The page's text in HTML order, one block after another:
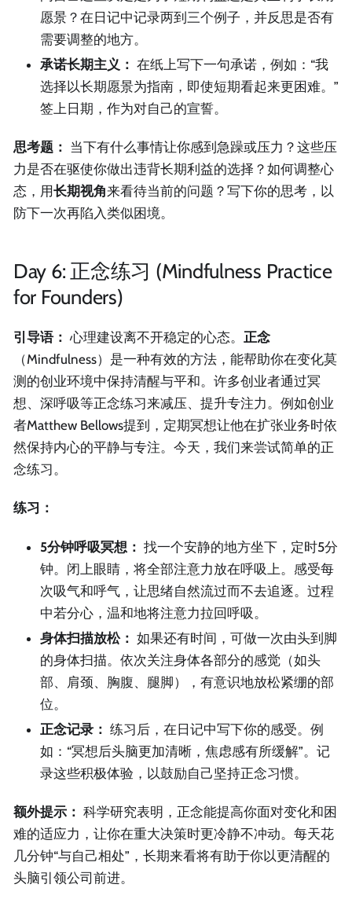
愿景？在日记中记录两到三个例子，并反思是否有
需要调整的地方。
承诺长期主义： 在纸上写下一句承诺，例如：“我
选择以长期愿景为指南，即使短期看起来更困难。”
签上日期，作为对自己的宣誓。
思考题： 当下有什么事情让你感到急躁或压力？这些压
力是否在驱使你做出违背长期利益的选择？如何调整心
态，用长期视角来看待当前的问题？写下你的思考，以
防下一次再陷入类似困境。
Day 6: 正念练习 (Mindfulness Practice
for Founders)
引导语： 心理建设离不开稳定的心态。 正念
（Mindfulness）是一种有效的方法，能帮助你在变化莫
测的创业环境中保持清醒与平和。许多创业者通过冥
想、深呼吸等正念练习来减压、提升专注力。例如创业
者Matthew Bellows提到，定期冥想让他在扩张业务时依
然保持内心的平静与专注。今天，我们来尝试简单的正
念练习。
练习：
5分钟呼吸冥想： 找一个安静的地方坐下，定时5分
钟。闭上眼睛，将全部注意力放在呼吸上。感受每
次吸气和呼气，让思绪自然流过而不去追逐。过程
中若分心，温和地将注意力拉回呼吸。
身体扫描放松： 如果还有时间，可做一次由头到脚
的身体扫描。依次关注身体各部分的感觉（如头
部、肩颈、胸腹、腿脚），有意识地放松紧绷的部
位。
正念记录： 练习后，在日记中写下你的感受。例
如：“冥想后头脑更加清晰，焦虑感有所缓解”。记
录这些积极体验，以鼓励自己坚持正念习惯。
额外提示： 科学研究表明，正念能提高你面对变化和困
难的适应力，让你在重大决策时更冷静不冲动。每天花
几分钟“与自己相处”，长期来看将有助于你以更清醒的
头脑引领公司前进。